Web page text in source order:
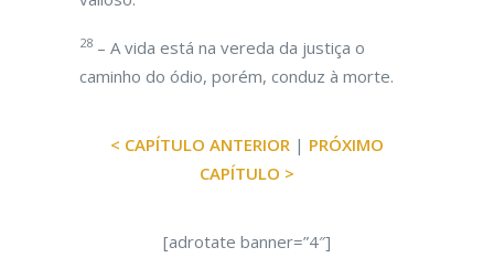
28 – A vida está na vereda da justiça o
caminho do ódio, porém, conduz à morte.
< CAPÍTULO ANTERIOR | PRÓXIMO
CAPÍTULO >
[adrotate banner=”4″]